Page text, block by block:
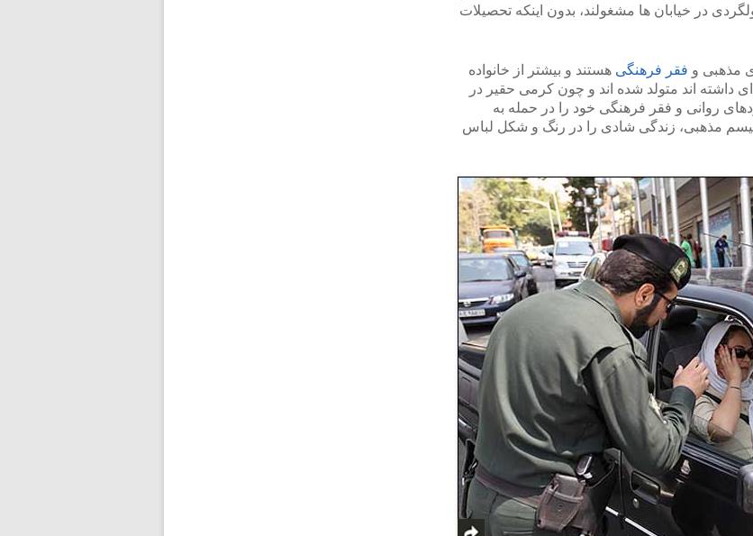
در خیابان ها مشغولند، بدون اینکه تحصیلات
مذهبی و فقر فرهنگی هستند و بیشتر از خانواده
داشته اند متولد شده اند و چون کرمی حقیر در
روانی و فقر فرهنگی خود را در حمله به
مذهبی، زندگی شادی را در رنگ و شکل لباس